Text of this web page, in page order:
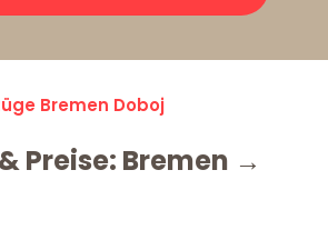
Bremen Doboj
Preise: Bremen →